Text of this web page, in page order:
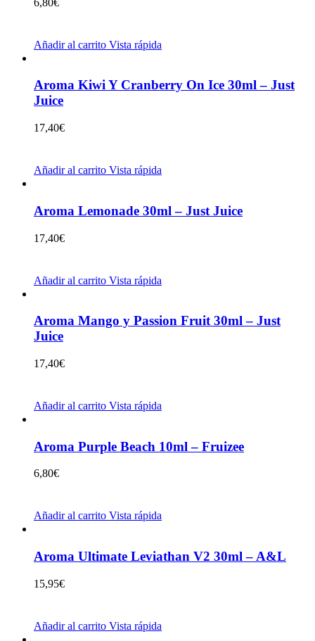
Añadir al carrito Vista rápida
Aroma Kiwi Y Cranberry On Ice 30ml – Just
Juice
17,40€
Añadir al carrito Vista rápida
Aroma Lemonade 30ml – Just Juice
17,40€
Añadir al carrito Vista rápida
Aroma Mango y Passion Fruit 30ml – Just
Juice
17,40€
Añadir al carrito Vista rápida
Aroma Purple Beach 10ml – Fruizee
6,80€
Añadir al carrito Vista rápida
Aroma Ultimate Leviathan V2 30ml – A&L
15,95€
Añadir al carrito Vista rápida